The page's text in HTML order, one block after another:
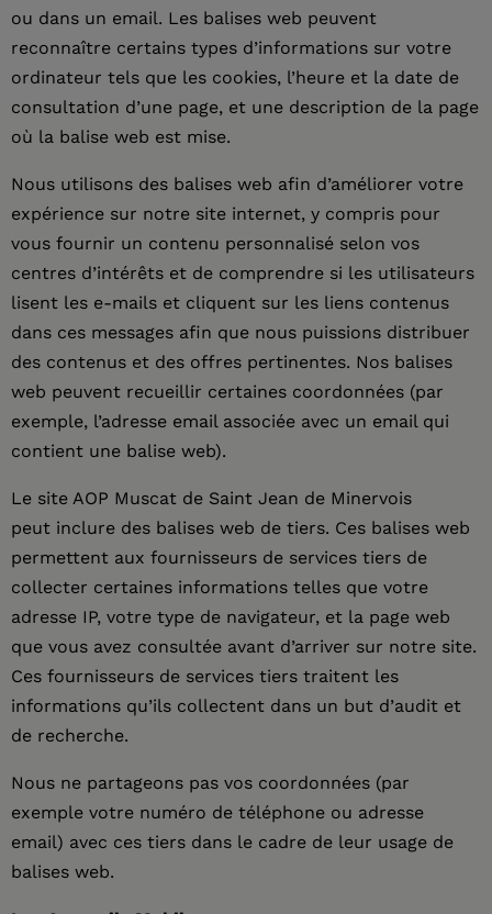
ou dans un email. Les balises web peuvent
reconnaître certains types d’informations sur votre
ordinateur tels que les cookies, l’heure et la date de
consultation d’une page, et une description de la page
où la balise web est mise.
Nous utilisons des balises web afin d’améliorer votre
expérience sur notre site internet, y compris pour
vous fournir un contenu personnalisé selon vos
centres d’intérêts et de comprendre si les utilisateurs
lisent les e-mails et cliquent sur les liens contenus
dans ces messages afin que nous puissions distribuer
des contenus et des offres pertinentes. Nos balises
web peuvent recueillir certaines coordonnées (par
exemple, l’adresse email associée avec un email qui
contient une balise web).
Le site AOP Muscat de Saint Jean de Minervois
peut inclure des balises web de tiers. Ces balises web
permettent aux fournisseurs de services tiers de
collecter certaines informations telles que votre
adresse IP, votre type de navigateur, et la page web
que vous avez consultée avant d’arriver sur notre site.
Ces fournisseurs de services tiers traitent les
informations qu’ils collectent dans un but d’audit et
de recherche.
Nous ne partageons pas vos coordonnées (par
exemple votre numéro de téléphone ou adresse
email) avec ces tiers dans le cadre de leur usage de
balises web.